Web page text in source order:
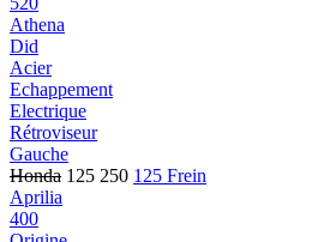
Athena
Did
Acier
Echappement
Electrique
Rétroviseur
Gauche
Honda 125 250 125 Frein
Aprilia
400